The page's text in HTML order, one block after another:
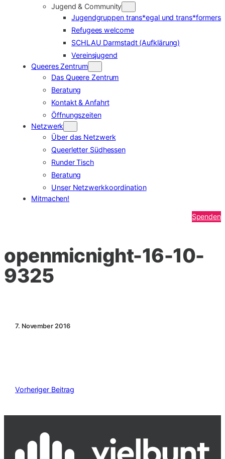
Jugend & Community
Jugendgruppen trans*egal und trans*formers
Refugees welcome
SCHLAU Darmstadt (Aufklärung)
Vereinsjugend
Queeres Zentrum
Das Queere Zentrum
Beratung
Kontakt & Anfahrt
Öffnungszeiten
Netzwerk
Über das Netzwerk
Queerletter Südhessen
Runder Tisch
Beratung
Unser Netzwerkkoordination
Mitmachen!
Spenden
openmicnight-16-10-
9325
7. November 2016
Vorheriger Beitrag